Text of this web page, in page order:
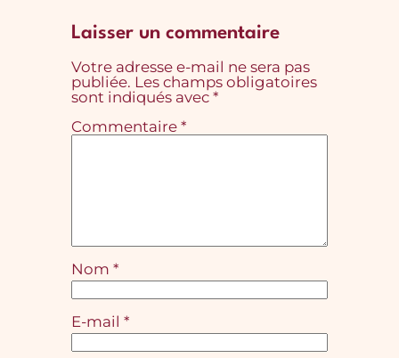
Laisser un commentaire
Votre adresse e-mail ne sera pas
publiée. Les champs obligatoires
sont indiqués avec *
Commentaire *
Nom *
E-mail *